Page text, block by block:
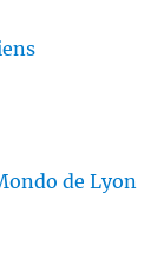
de Lyon